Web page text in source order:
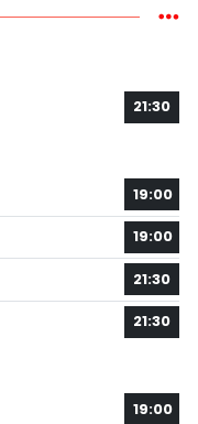
21:30
19:00
19:00
21:30
21:30
19:00